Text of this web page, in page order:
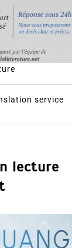
service
lecture